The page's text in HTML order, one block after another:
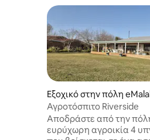
Εξοχικό στην πόλη
iΑγροτόσπιτο Riverside
Αποδράστε από την
ευρύχωρη αγροικία 4